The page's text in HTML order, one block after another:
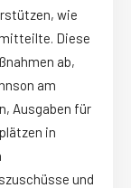
wie
Diese
ab,
am
Ausgaben für
in
und